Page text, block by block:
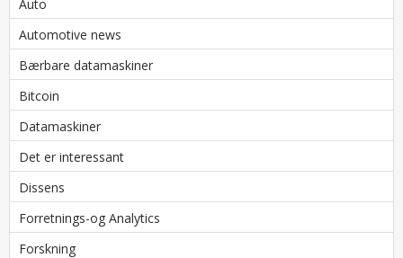
Auto
Automotive news
Bærbare datamaskiner
Bitcoin
Datamaskiner
Det er interessant
Dissens
Forretnings-og Analytics
Forskning